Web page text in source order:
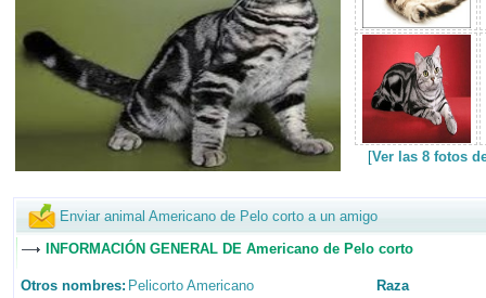
[Ver las 8 fotos
Enviar animal Americano de Pelo corto a un amigo
INFORMACIÓN GENERAL DE Americano de Pelo corto
Otros nombres: Pelicorto Americano
Raza